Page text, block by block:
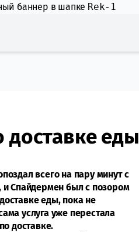
баннер в шапке Rek-1
доставке еды
всего на пару минут с
и Спайдермен был с позором
еды, пока не
услуга уже перестала
доставке.